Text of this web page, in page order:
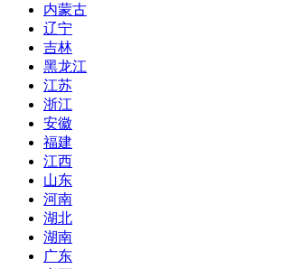
内蒙古
辽宁
吉林
黑龙江
江苏
浙江
安徽
福建
江西
山东
河南
湖北
湖南
广东